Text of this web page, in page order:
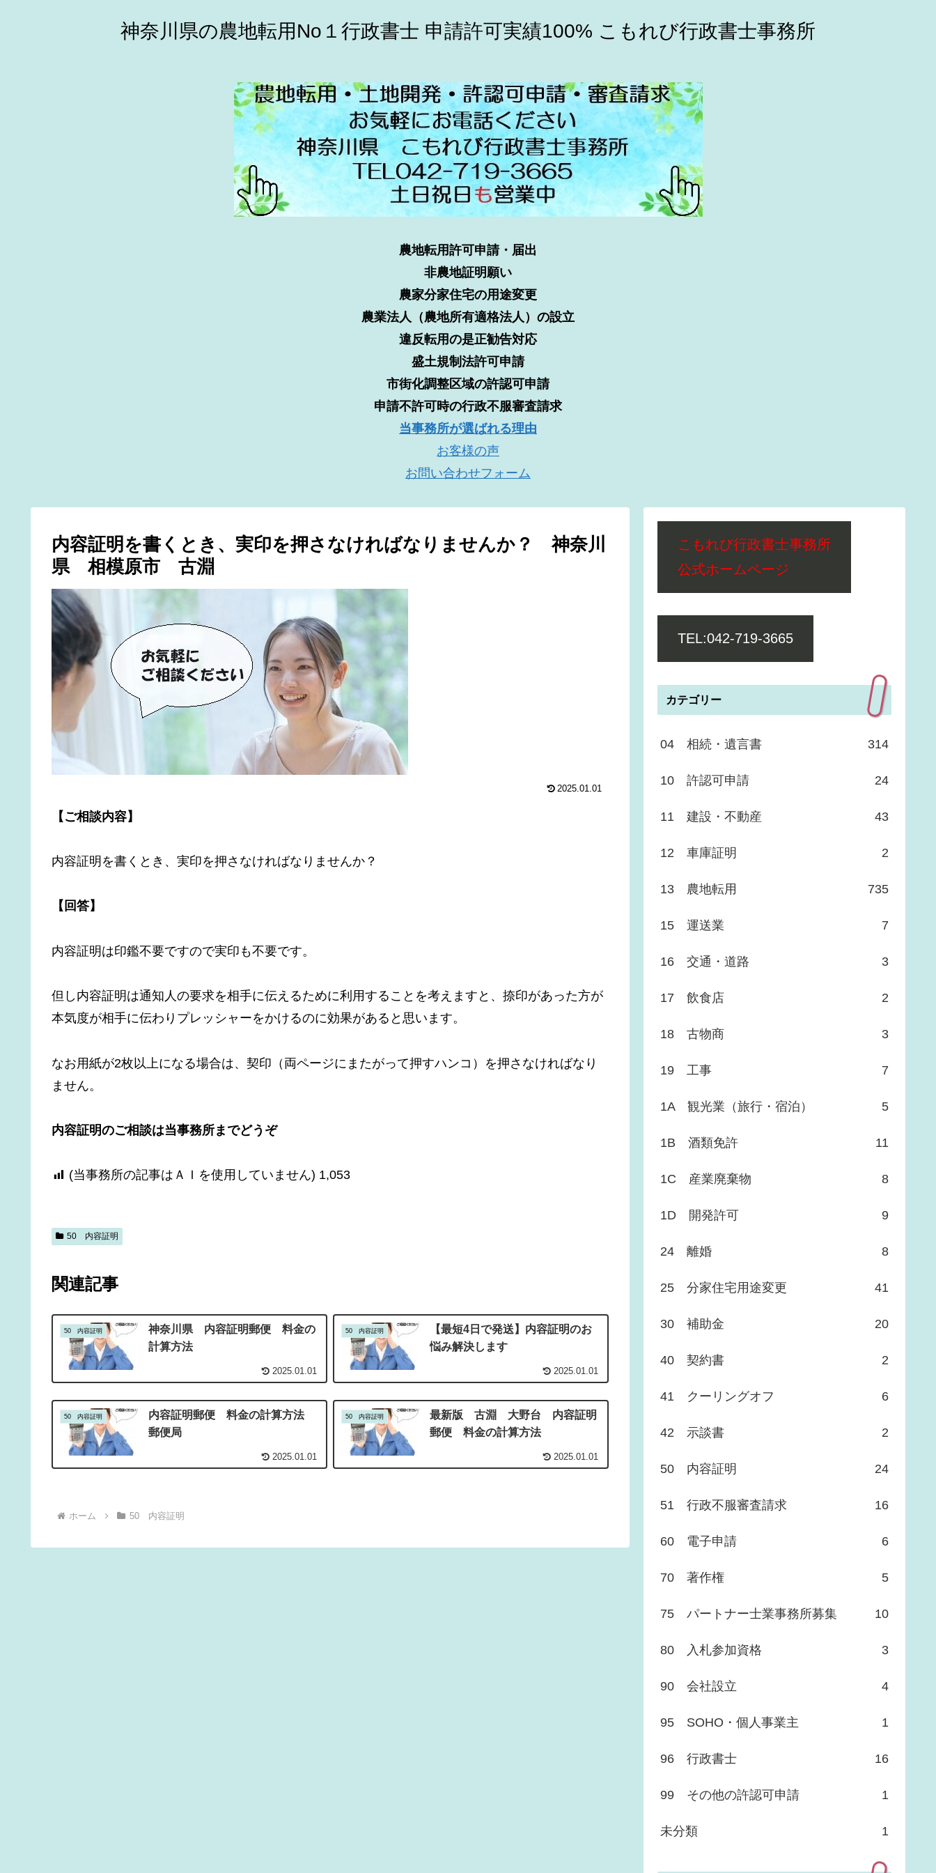
神奈川県の農地転用No１行政書士 申請許可実績100% こもれび行政書士事務所
農地転用許可申請・届出
非農地証明願い
農家分家住宅の用途変更
農業法人（農地所有適格法人）の設立
違反転用の是正勧告対応
盛土規制法許可申請
市街化調整区域の許認可申請
申請不許可時の行政不服審査請求
当事務所が選ばれる理由
お客様の声
お問い合わせフォーム
内容証明を書くとき、実印を押さなければなりませんか？ 神奈川
県 相模原市 古淵
2025.01.01
【ご相談内容】
内容証明を書くとき、実印を押さなければなりませんか？
【回答】
内容証明は印鑑不要ですので実印も不要です。
但し内容証明は通知人の要求を相手に伝えるために利用することを考えますと、捺印があった方が
本気度が相手に伝わりプレッシャーをかけるのに効果があると思います。
なお用紙が2枚以上になる場合は、契印（両ページにまたがって押すハンコ）を押さなければなり
ません。
内容証明のご相談は当事務所までどうぞ
(当事務所の記事はＡＩを使用していません) 1,053
50 内容証明
関連記事
50 内容証明
神奈川県 内容証明郵便 料金の
計算方法
2025.01.01
50 内容証明
【最短4日で発送】内容証明のお
悩み解決します
2025.01.01
50 内容証明
内容証明郵便 料金の計算方法
郵便局
2025.01.01
50 内容証明
最新版 古淵 大野台 内容証明
郵便 料金の計算方法
2025.01.01
ホーム 50 内容証明
こもれび行政書士事務所
公式ホームページ
TEL:042-719-3665
カテゴリー
04 相続・遺言書 314
10 許認可申請 24
11 建設・不動産 43
12 車庫証明 2
13 農地転用 735
15 運送業 7
16 交通・道路 3
17 飲食店 2
18 古物商 3
19 工事 7
1A 観光業（旅行・宿泊） 5
1B 酒類免許 11
1C 産業廃棄物 8
1D 開発許可 9
24 離婚 8
25 分家住宅用途変更 41
30 補助金 20
40 契約書 2
41 クーリングオフ 6
42 示談書 2
50 内容証明 24
51 行政不服審査請求 16
60 電子申請 6
70 著作権 5
75 パートナー士業事務所募集 10
80 入札参加資格 3
90 会社設立 4
95 SOHO・個人事業主 1
96 行政書士 16
99 その他の許認可申請 1
未分類 1